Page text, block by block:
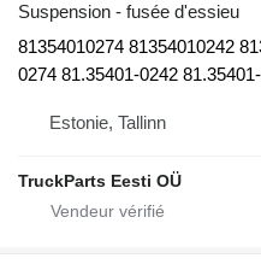
Suspension - fusée d'essieu
81354010274 81354010242
0274 81.35401-0242
Estonie, Tallinn
TruckParts Eesti OÜ